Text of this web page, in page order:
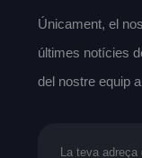
Únicament, el
últimes notícies
del nostre equip